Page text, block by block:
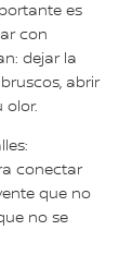
es
con
dejar la
abrir
olor.
conectar
que no
no se